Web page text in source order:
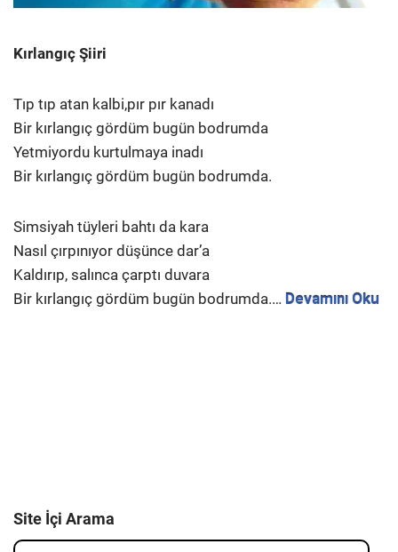
Kırlangıç Şiiri
Tıp tıp atan kalbi,pır pır kanadı
Bir kırlangıç gördüm bugün bodrumda
Yetmiyordu kurtulmaya inadı
Bir kırlangıç gördüm bugün bodrumda.
Simsiyah tüyleri bahtı da kara
Nasıl çırpınıyor düşünce dar’a
Kaldırıp, salınca çarptı duvara
Bir kırlangıç gördüm bugün bodrumda.… Devamını Oku
Site İçi Arama